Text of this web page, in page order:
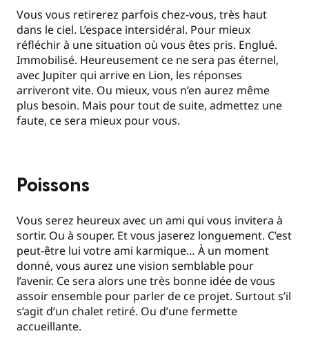
Vous vous retirerez parfois chez-vous, très haut
dans le ciel. L’espace intersidéral. Pour mieux
réfléchir à une situation où vous êtes pris. Englué.
Immobilisé. Heureusement ce ne sera pas éternel,
avec Jupiter qui arrive en Lion, les réponses
arriveront vite. Ou mieux, vous n’en aurez même
plus besoin. Mais pour tout de suite, admettez une
faute, ce sera mieux pour vous.
Poissons
Vous serez heureux avec un ami qui vous invitera à
sortir. Ou à souper. Et vous jaserez longuement. C’est
peut-être lui votre ami karmique… À un moment
donné, vous aurez une vision semblable pour
l’avenir. Ce sera alors une très bonne idée de vous
assoir ensemble pour parler de ce projet. Surtout s’il
s’agit d’un chalet retiré. Ou d’une fermette
accueillante.